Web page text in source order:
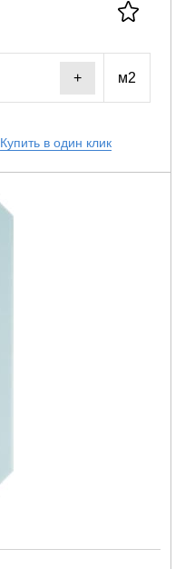
+ м2
Купить в один клик